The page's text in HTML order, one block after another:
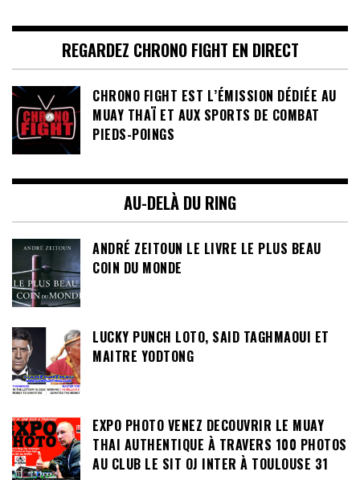
REGARDEZ CHRONO FIGHT EN DIRECT
CHRONO FIGHT EST L’ÉMISSION DÉDIÉE AU
MUAY THAÏ ET AUX SPORTS DE COMBAT
PIEDS-POINGS
AU-DELÀ DU RING
ANDRÉ ZEITOUN LE LIVRE LE PLUS BEAU
COIN DU MONDE
LUCKY PUNCH LOTO, SAID TAGHMAOUI ET
MAITRE YODTONG
EXPO PHOTO VENEZ DECOUVRIR LE MUAY
THAI AUTHENTIQUE À TRAVERS 100 PHOTOS
AU CLUB LE SIT OJ INTER À TOULOUSE 31